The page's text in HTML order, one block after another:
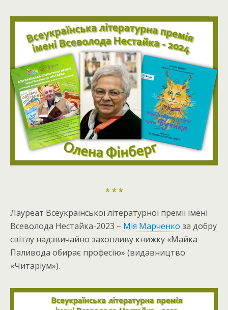
* * *
Лауреат Всеукраїнської літературної премії імені
Всеволода Нестайка-2023 – Мія Марченко за добру
світлу надзвичайно захопливу книжку «Майка
Паливода обирає професію» (видавництво
«Читаріум»).